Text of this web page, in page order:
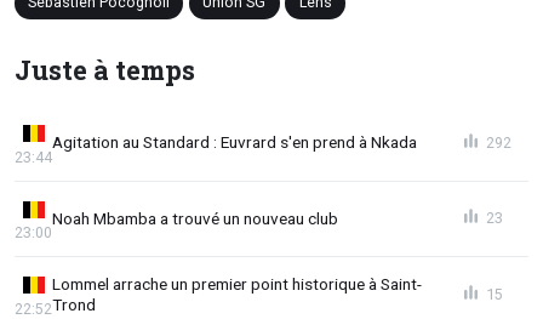
Juste à temps
Agitation au Standard : Euvrard s'en prend à Nkada
23:44
292
Noah Mbamba a trouvé un nouveau club
23:00
23
Lommel arrache un premier point historique à Saint-
Trond
22:52
15